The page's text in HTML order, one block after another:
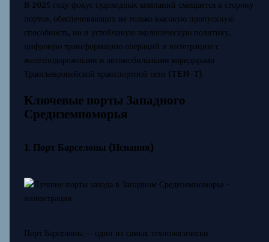
В 2025 году фокус судоходных компаний смещается в сторону
портов, обеспечивающих не только высокую пропускную
способность, но и устойчивую экологическую политику,
цифровую трансформацию операций и интеграцию с
железнодорожными и автомобильными коридорами
Трансъевропейской транспортной сети (TEN-T).
Ключевые порты Западного
Средиземноморья
1. Порт Барселоны (Испания)
Порт Барселоны — один из самых технологически